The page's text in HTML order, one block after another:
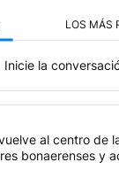
LOS MÁS
Inicie la
artículos con más
con el título
al centro de
bonaerenses y